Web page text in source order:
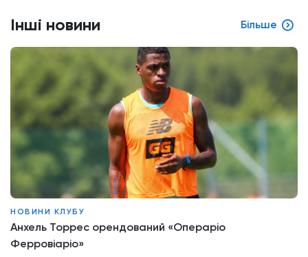
Інші новини Більше
НОВИНИ КЛУБУ
Анхель Торрес орендований «Операріо
Ферровіаріо»